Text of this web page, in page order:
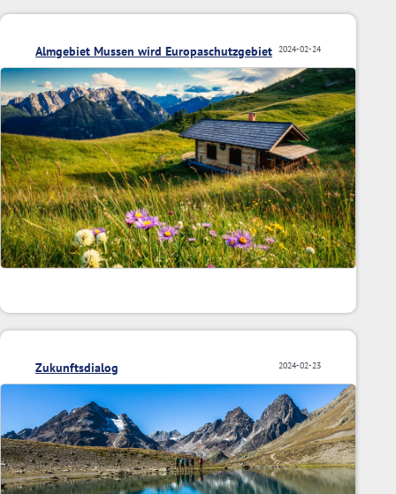
2024-02-24
Almgebiet Mussen wird Europaschutzgebiet
2024-02-23
Zukunftsdialog